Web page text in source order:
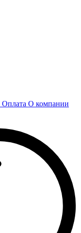
Оплата О компании